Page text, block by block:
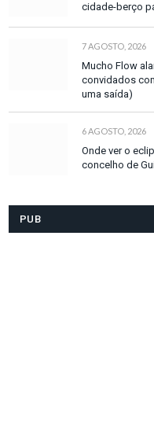
cidade-berço
7 AGOSTO, 2026
Mucho Flow
convidados
uma saída)
6 AGOSTO, 2026
Onde ver o
concelho de
PUB